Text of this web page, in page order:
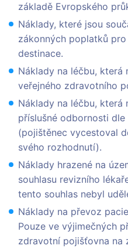
základě Evropského
Náklady, které jsou
zákonných poplatků
destinace.
Náklady na léčbu, která
veřejného zdravotního
Náklady na léčbu, která
příslušné odbornosti
(pojištěnec vycestoval
svého rozhodnutí).
Náklady hrazené na
souhlasu revizního
tento souhlas nebyl
Náklady na převoz
Pouze ve výjimečných
zdravotní pojišťovna na